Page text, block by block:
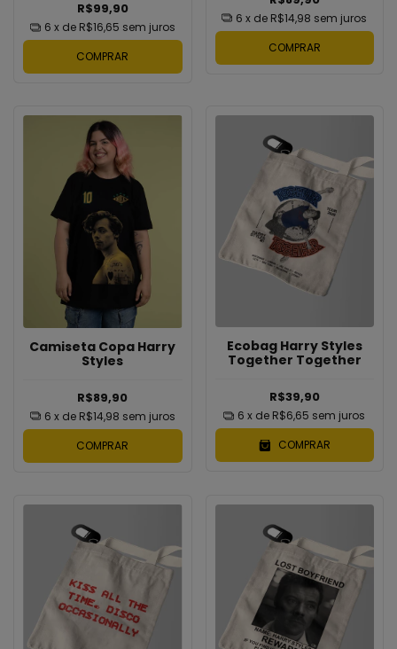
R$99,90
6 x de R$16,65 sem juros
COMPRAR
6 x de R$14,98 sem juros
COMPRAR
Camiseta Copa Harry
Styles
R$89,90
6 x de R$14,98 sem juros
COMPRAR
Ecobag Harry Styles
Together Together
R$39,90
6 x de R$6,65 sem juros
COMPRAR